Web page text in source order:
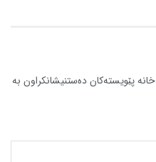
خانە پێویستەکان دەستنیشانکراون بە